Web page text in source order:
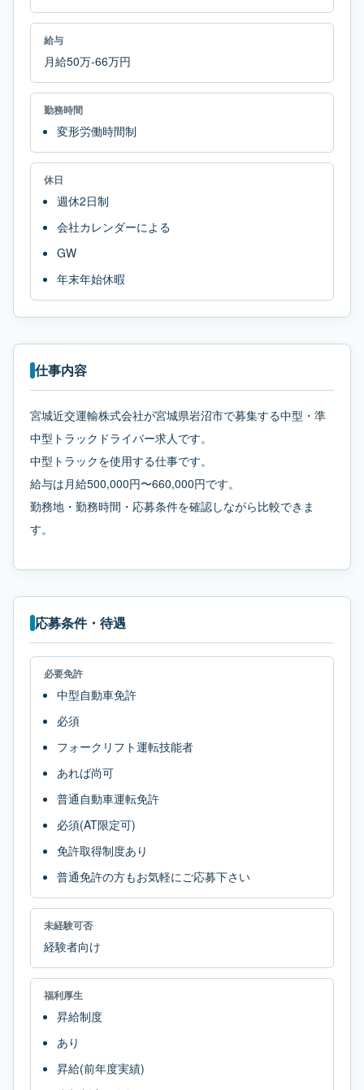
給与
月給50万-66万円
勤務時間
変形労働時間制
休日
週休2日制
会社カレンダーによる
GW
年末年始休暇
仕事内容
宮城近交運輸株式会社が宮城県岩沼市で募集する中型・準
中型トラックドライバー求人です。
中型トラックを使用する仕事です。
給与は月給500,000円〜660,000円です。
勤務地・勤務時間・応募条件を確認しながら比較できま
す。
応募条件・待遇
必要免許
中型自動車免許
必須
フォークリフト運転技能者
あれば尚可
普通自動車運転免許
必須(AT限定可)
免許取得制度あり
普通免許の方もお気軽にご応募下さい
未経験可否
経験者向け
福利厚生
昇給制度
あり
昇給(前年度実績)